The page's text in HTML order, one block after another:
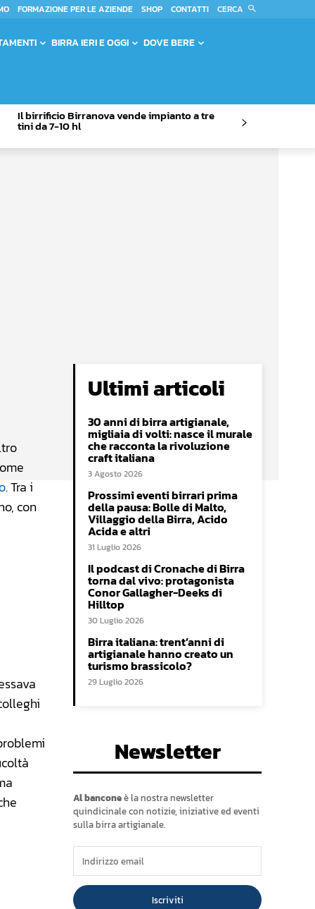
FORMAZIONE PER LE AZIENDE SHOP CONTATTI CERCA
BIRRA IERI E OGGI DOVE BERE
Il birrificio Birranova vende impianto a tre
tini da 7-10 hl
. Tra i
con
Ultimi articoli
30 anni di birra artigianale,
migliaia di volti: nasce il murale
che racconta la rivoluzione
craft italiana
3 Agosto 2026
Prossimi eventi birrari prima
della pausa: Bolle di Malto,
Villaggio della Birra, Acido
Acida e altri
31 Luglio 2026
Il podcast di Cronache di Birra
torna dal vivo: protagonista
Conor Gallagher-Deeks di
Hilltop
30 Luglio 2026
Birra italiana: trent’anni di
artigianale hanno creato un
turismo brassicolo?
29 Luglio 2026
Newsletter
Al banconeè la nostra newsletter
quindicinale con notizie, iniziative ed eventi
sulla birra artigianale.
Iscriviti